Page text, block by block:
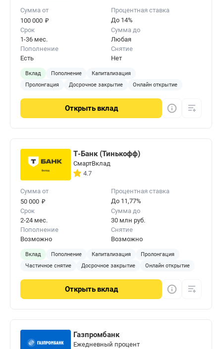
представлена в удобном формате и простым
языком.
Сумма от
100 000 ₽
Процентная ставка
До 14%
Срок
1-36 мес.
Сумма до
Любая
Пополнение
Есть
Снятие
Нет
Вклад Пополнение
Капитализация
Пролонгация
Досрочное закрытие Онлайн открытие
Открыть вклад
Т-Банк (Тинькофф)
СмартВклад
4.7
Сумма от
50 000 ₽
Процентная ставка
До 11,77%
Срок
2-24 мес.
Сумма до
30 млн руб.
Пополнение
Возможно
Снятие
Возможно
Вклад Пополнение Капитализация
Пролонгация
Частичное снятие
Досрочное закрытие Онлайн открытие
Открыть вклад
Газпромбанк
Ежедневный процент